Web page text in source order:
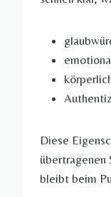
Diese
übertragenen
bleibt beim